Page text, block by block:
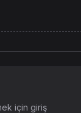
için giriş